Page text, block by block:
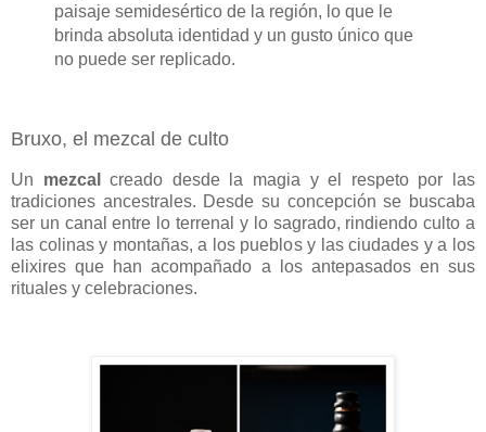
paisaje semidesértico de la región, lo que le
brinda absoluta identidad y un gusto único que
no puede ser replicado.
Bruxo, el mezcal de culto
Un mezcal
creado desde la magia y el respeto por las
tradiciones ancestrales. Desde su concepción se buscaba
ser un canal entre lo terrenal y lo sagrado, rindiendo culto a
las colinas y montañas, a los pueblos y las ciudades y a los
elixires que han acompañado a los antepasados en sus
rituales y celebraciones.